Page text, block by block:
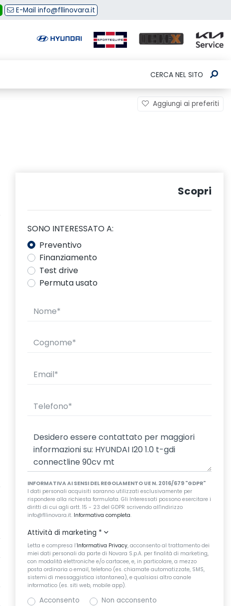
E-Mail info@fllinovara.it
CERCA NEL SITO
Aggiungi ai preferiti
Scopri
SONO INTERESSATO A:
Preventivo
Finanziamento
Test drive
Permuta usato
INFORMATIVA AI SENSI DEL REGOLAMENTO UE N. 2016/679 "GDPR"
I dati personali acquisiti saranno utilizzati esclusivamente per
rispondere alla richiesta formulata. Gli Interessati possono esercitare i
diritti di cui agli artt. 15 - 23 del GDPR scrivendo all'indirizzo
info@fllinovara.it. Informativa completa.
Attività di marketing *
Letta e compresa l’Informativa Privacy, acconsento al trattamento dei
miei dati personali da parte di Novara S.p.A. per finalità di marketing,
con modalità elettroniche e/o cartacee, e, in particolare, a mezzo
posta ordinaria o email, telefono (es. chiamate automatizzate, SMS,
sistemi di messaggistica istantanea), e qualsiasi altro canale
informatico (es. siti web, mobile app).
Acconsento Non acconsento